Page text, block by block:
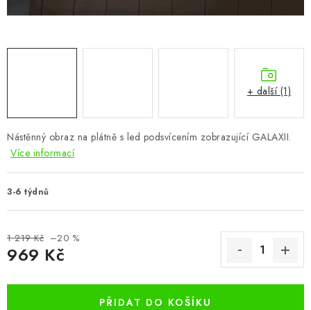
Vše o nákupu Info
Reklamace a odstoupení od smlouvy
Kontakty
Bonusový program NBM+
Nástěnný obraz na plátně s led podsvícením zobrazující GALAXII.
Více informací
3-6 týdnů
1 219 Kč –20 %
969 Kč
PŘIDAT DO KOŠÍKU
+ další (1)